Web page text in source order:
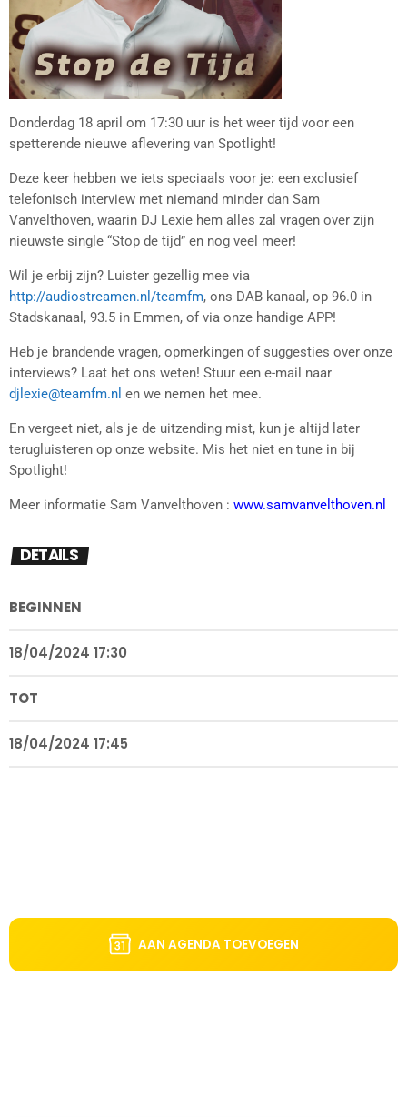
Donderdag 18 april om 17:30 uur is het weer tijd voor een
spetterende nieuwe aflevering van Spotlight!
Deze keer hebben we iets speciaals voor je: een exclusief
telefonisch interview met niemand minder dan Sam
Vanvelthoven, waarin DJ Lexie hem alles zal vragen over zijn
nieuwste single “Stop de tijd” en nog veel meer!
Wil je erbij zijn? Luister gezellig mee via
http://audiostreamen.nl/teamfm, ons DAB kanaal, op 96.0 in
Stadskanaal, 93.5 in Emmen, of via onze handige APP!
Heb je brandende vragen, opmerkingen of suggesties over onze
interviews? Laat het ons weten! Stuur een e-mail naar
djlexie@teamfm.nl en we nemen het mee.
En vergeet niet, als je de uitzending mist, kun je altijd later
terugluisteren op onze website. Mis het niet en tune in bij
Spotlight!
Meer informatie Sam Vanvelthoven : www.samvanvelthoven.nl
DETAILS
BEGINNEN
18/04/2024 17:30
TOT
18/04/2024 17:45
AAN AGENDA TOEVOEGEN